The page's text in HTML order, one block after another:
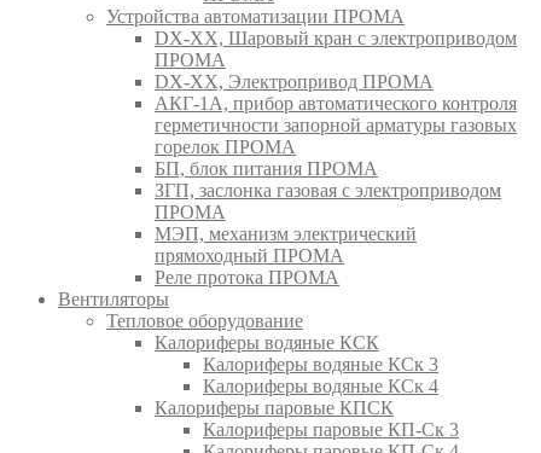
Устройства автоматизации ПРОМА
DX-XX, Шаровый кран c электроприводом
ПРОМА
DX-XX, Электропривод ПРОМА
АКГ-1А, прибор автоматического контроля
герметичности запорной арматуры газовых
горелок ПРОМА
БП, блок питания ПРОМА
ЗГП, заслонка газовая с электроприводом
ПРОМА
МЭП, механизм электрический
прямоходный ПРОМА
Реле протока ПРОМА
Вентиляторы
Тепловое оборудование
Калориферы водяные КСК
Калориферы водяные КСк 3
Калориферы водяные КСк 4
Калориферы паровые КПСК
Калориферы паровые КП-Ск 3